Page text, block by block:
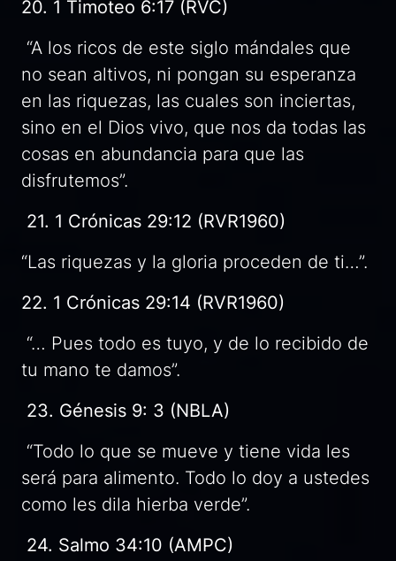
20. 1 Timoteo 6:17 (RVC)
“A los ricos de este siglo mándales que
no sean altivos, ni pongan su esperanza
en las riquezas, las cuales son inciertas,
sino en el Dios vivo, que nos da todas las
cosas en abundancia para que las
disfrutemos”.
21. 1 Crónicas 29:12 (RVR1960)
“Las riquezas y la gloria proceden de ti…”.
22. 1 Crónicas 29:14 (RVR1960)
“… Pues todo es tuyo, y de lo recibido de
tu mano te damos”.
23. Génesis 9: 3 (NBLA)
“Todo lo que se mueve y tiene vida les
será para alimento. Todo lo doy a ustedes
como les dila hierba verde”.
24. Salmo 34:10 (AMPC)